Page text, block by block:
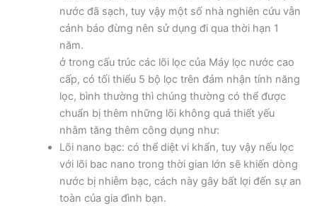
nước đã sạch, tuy vậy một số nhà nghiên cứu vẫn
cảnh báo đừng nên sử dụng đi qua thời hạn 1
năm.
ở trong cấu trúc các lõi lọc của Máy lọc nước cao
cấp, có tối thiểu 5 bộ lọc trên đảm nhận tính năng
lọc, bình thường thì chúng thường có thể được
chuẩn bị thêm những lõi không quá thiết yếu
nhằm tăng thêm công dụng như:
Lõi nano bạc: có thể diệt vi khẩn, tuy vậy nếu lọc
với lõi bac nano trong thời gian lớn sẽ khiến dòng
nước bị nhiễm bạc, cách này gây bất lợi đến sự an
toàn của gia đình bạn.